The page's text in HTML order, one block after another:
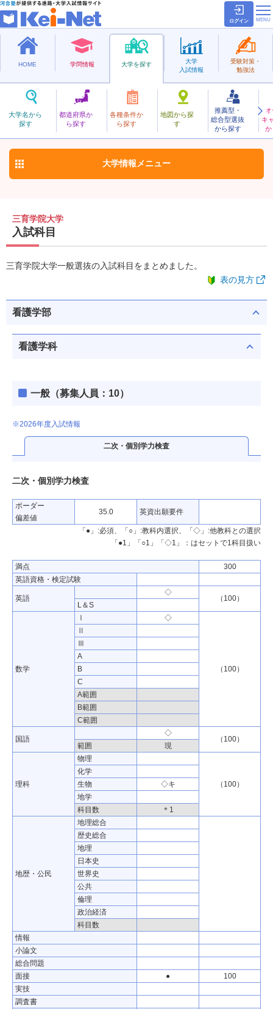
ログイン
HOME 学問情報 大学を探す
大学名から
探す
都道府県か
ら探す
各種条件か
ら探す
地図から探
す
推薦型・
総合型選抜
から探す
キ
か
大学
入試情報
受験対策・
勉強法
私立
さんいくがくいん
三育学院大学 お気に入り
大学情報 メニュー
三育学院大学
入試科目
三育学院大学一般選抜の入試科目をまとめました。
表の見方
看護学部
看護学科
一般（募集人員：10）
※2026年度入試情報
二次・個別学力検査
二次・個別学力検査
ボーダー
偏差値
35.0 英資出願要件
「●」:必須、「○」:教科内選択、「◇」:他教科との選択
「●1」「○1」「◇1」：はセットで1科目扱い
満点
300
英語資格・検定試験
英語
◇
（100）
L＆S
数学
Ⅰ ◇
（100）
Ⅱ
Ⅲ
A
B
C
A範囲
B範囲
C範囲
国語
◇
（100）
範囲 現
理科
物理
（100）
化学
生物
◇キ
地学
科目数
＊1
地歴・公民
地理総合
歴史総合
地理
日本史
世界史
公共
倫理
政治経済
科目数
情報
小論文
総合問題
面接
●
100
実技
調査書